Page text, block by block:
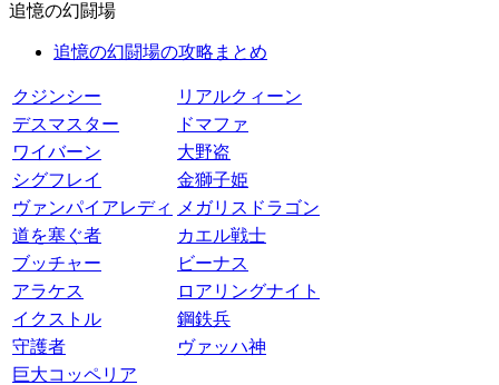
追憶の幻闘場
追憶の幻闘場の攻略まとめ
クジンシー
リアルクィーン
デスマスター
ドマファ
ワイバーン
大野盗
シグフレイ
金獅子姫
ヴァンパイアレディ
メガリスドラゴン
道を塞ぐ者
カエル戦士
ブッチャー
ビーナス
アラケス
ロアリングナイト
イクストル
鋼鉄兵
守護者
ヴァッハ神
巨大コッペリア